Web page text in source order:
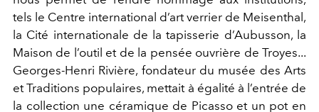
tels le Centre international d’art verrier de Meisenthal,
la Cité internationale de la tapisserie d’Aubusson, la
Maison de l’outil et de la pensée ouvrière de Troyes...
Georges-Henri Rivière, fondateur du musée des Arts
et Traditions populaires, mettait à égalité à l’entrée de
la collection une céramique de Picasso et un pot en